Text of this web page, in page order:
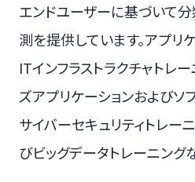
エンドユーザーに基づいて
測を提供しています。アプリ
ITインフラストラクチャトレ
ズアプリケーションおよびソ
サイバーセキュリティトレー
びビッグデータトレーニング